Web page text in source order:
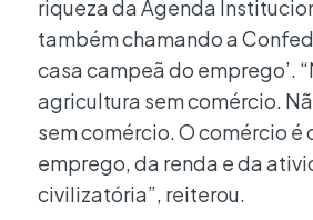
riqueza da Agenda
também chamando a
casa campeã do emprego’.
agricultura sem comércio.
sem comércio. O comércio é
emprego, da renda e da
civilizatória”, reiterou.